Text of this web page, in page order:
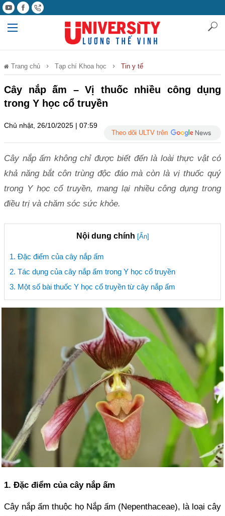
Trang chủ Tạp chí Khoa học Tin y tế
Cây nắp ấm – Vị thuốc nhiều công dụng
trong Y học cổ truyền
Chủ nhật, 26/10/2025 | 07:59
Theo dõi ULTV trên
Cây nắp ấm không chỉ được biết đến là loài thực vật có
khả năng bắt côn trùng độc đáo mà còn là vị thuốc quý
trong Y học cổ truyền, mang lại nhiều công dụng trong
điều trị và chăm sóc sức khỏe.
Nội dung chính [Ẩn]
1. Đặc điểm của cây nắp ấm
2. Tác dụng của cây nắp ấm trong Y học cổ truyền
3. Một số bài thuốc Y học cổ truyền từ cây nắp ấm
1. Đặc điểm của cây nắp ấm
Cây nắp ấm thuộc họ Nắp ấm (Nepenthaceae), là loại cây